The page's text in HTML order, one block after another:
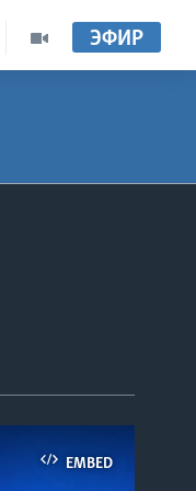
ЭФИР
EMBED